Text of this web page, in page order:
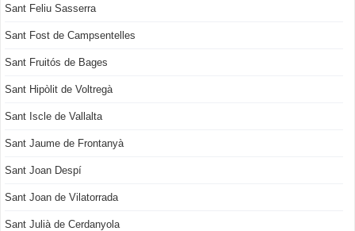
Sant Feliu Sasserra
Sant Fost de Campsentelles
Sant Fruitós de Bages
Sant Hipòlit de Voltregà
Sant Iscle de Vallalta
Sant Jaume de Frontanyà
Sant Joan Despí
Sant Joan de Vilatorrada
Sant Julià de Cerdanyola